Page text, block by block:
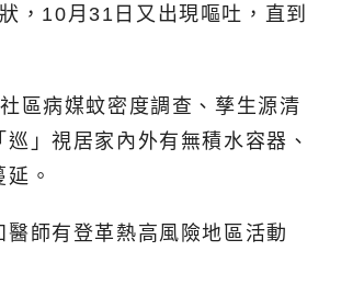
，10月31日又出現嘔吐，直到
區病媒蚊密度調查、孳生源清
」視居家內外有無積水容器、
。
師有登革熱高風險地區活動